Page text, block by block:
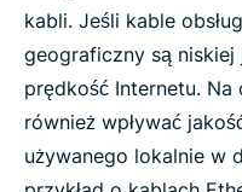
kabli. Jeśli kable
geograficzny są niskiej
prędkość Internetu.
również wpływać
używanego lokalnie w